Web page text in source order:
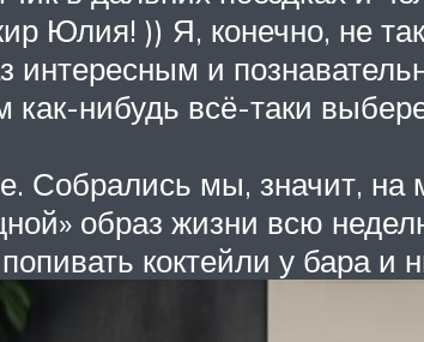
Юлия! )) Я, конечно, не
интересным и
нибудь всё-таки
Собрались мы, значит, на
образ жизни всю
коктейли у бара и